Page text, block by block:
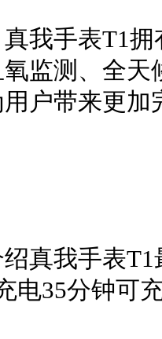
我手表T1
监测、全
户带来更
真我手表
电35分钟可